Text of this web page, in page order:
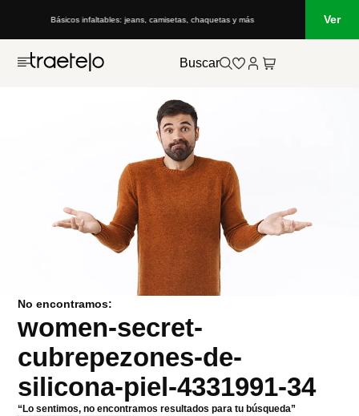
Básicos infaltables: jeans, camisetas, chaquetas y más Ver
Buscar
No encontramos:
women-secret-
cubrepezones-de-
silicona-piel-4331991-34
“Lo sentimos, no encontramos resultados para tu búsqueda”